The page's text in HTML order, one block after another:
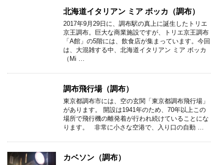
北海道イタリアン ミア ボッカ（調布）
2017年9月29日に、調布駅の真上に誕生したトリエ
京王調布。巨大な商業施設ですが、トリエ京王調布
「A館」の5階には、飲食店が集まっています。今回
は、大混雑する中、北海道イタリアン ミア ボッカ
（Mi …
調布飛行場（調布）
東京都調布市には、空の玄関「東京都調布飛行場」
があります。 開設は1941年のため、70年以上この
場所で飛行機の離発着が行われ続けていることにな
ります。 非常に小さな空港で、入り口の自動 …
カベソン（調布）